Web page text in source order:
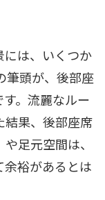
には、いくつか
筆頭が、後部座
。流麗なルー
結果、後部座席
足元空間は、
裕があるとは